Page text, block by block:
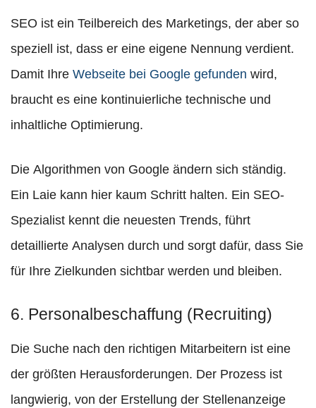
SEO ist ein Teilbereich des Marketings, der aber so
speziell ist, dass er eine eigene Nennung verdient.
Damit Ihre Webseite bei Google gefunden wird,
braucht es eine kontinuierliche technische und
inhaltliche Optimierung.
Die Algorithmen von Google ändern sich ständig.
Ein Laie kann hier kaum Schritt halten. Ein SEO-
Spezialist kennt die neuesten Trends, führt
detaillierte Analysen durch und sorgt dafür, dass Sie
für Ihre Zielkunden sichtbar werden und bleiben.
6. Personalbeschaffung (Recruiting)
Die Suche nach den richtigen Mitarbeitern ist eine
der größten Herausforderungen. Der Prozess ist
langwierig, von der Erstellung der Stellenanzeige